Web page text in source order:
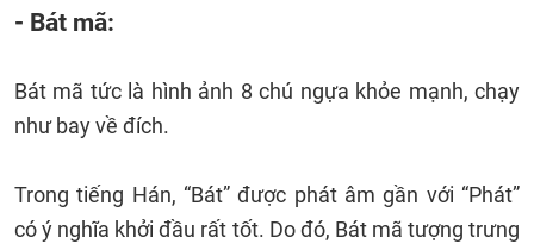
- Bát mã:
Bát mã tức là hình ảnh 8 chú ngựa khỏe mạnh, chạy
như bay về đích.
Trong tiếng Hán, “Bát” được phát âm gần với “Phát”
có ý nghĩa khởi đầu rất tốt. Do đó, Bát mã tượng trưng